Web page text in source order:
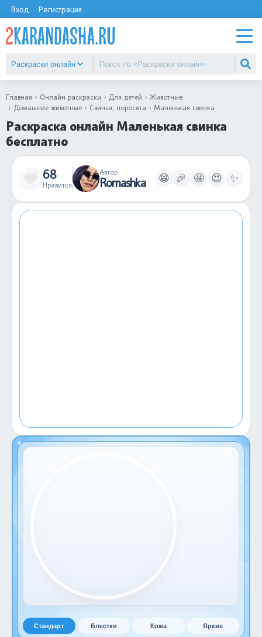
Вход Регистрация
Главная Онлайн раскраски Для детей
Животные
Домашние животные
Свиньи, поросята Маленькая свинка
Раскраска онлайн Маленькая свинка
бесплатно
Стандарт Блестки Кожа Яркие
68
Нравится
Автор
Romashka 😁 🎉 🤩 😍 ✨